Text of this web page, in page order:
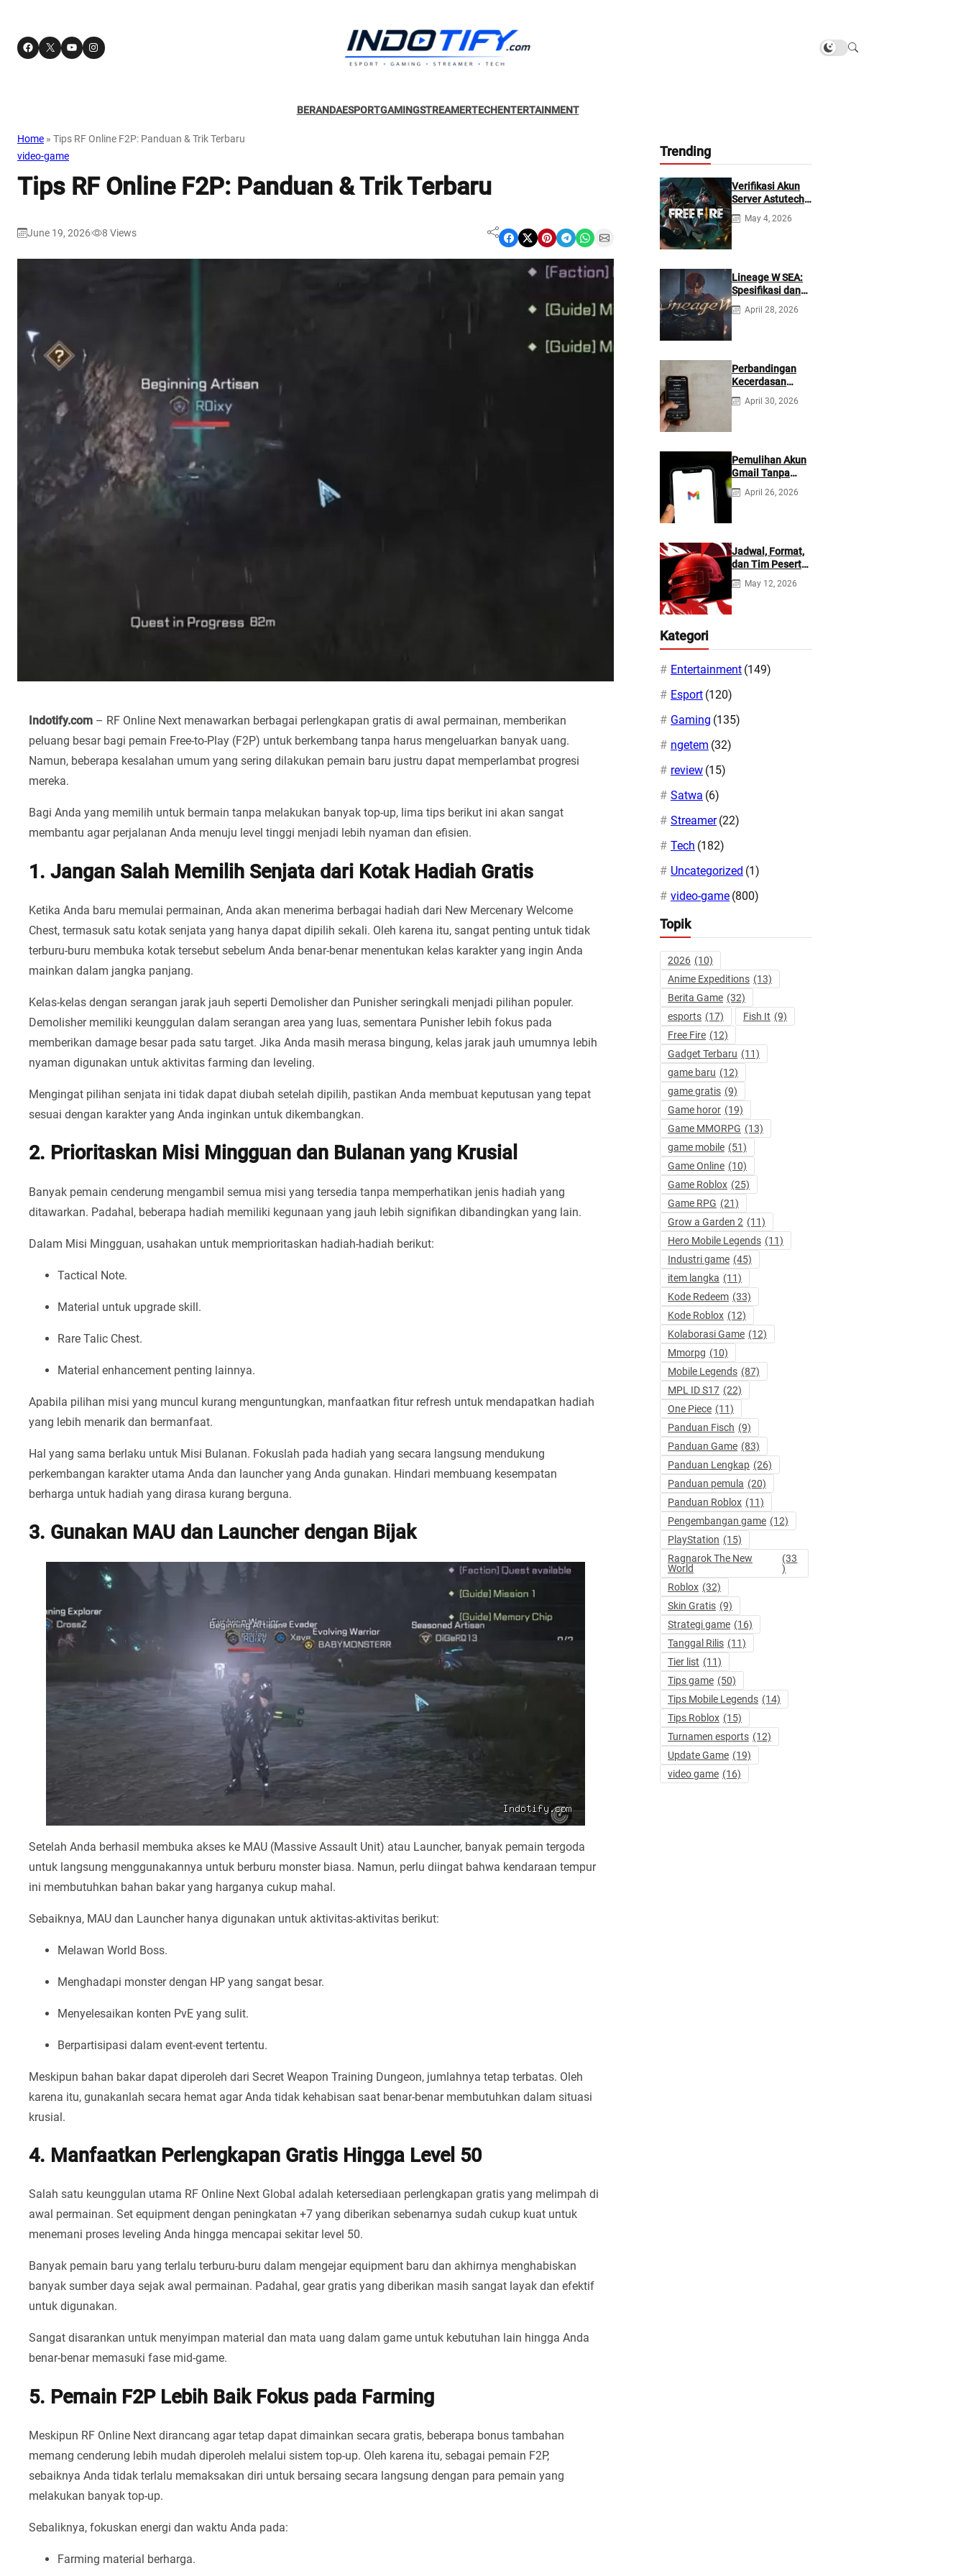
Facebook X YouTube Instagram
BERANDAESPORTGAMINGSTREAMERTECHENTERTAINMENT
Home » Tips RF Online F2P: Panduan & Trik Terbaru
video-game
Tips RF Online F2P: Panduan & Trik Terbaru
June 19, 2026 8 Views Share on Facebook Share on X Share on Pinterest Share on Telegram Share on WhatsApp Share on Email
Indotify.com – RF Online Next menawarkan berbagai perlengkapan gratis di awal permainan, memberikan
peluang besar bagi pemain Free-to-Play (F2P) untuk berkembang tanpa harus mengeluarkan banyak uang.
Namun, beberapa kesalahan umum yang sering dilakukan pemain baru justru dapat memperlambat progresi
mereka.
Bagi Anda yang memilih untuk bermain tanpa melakukan banyak top-up, lima tips berikut ini akan sangat
membantu agar perjalanan Anda menuju level tinggi menjadi lebih nyaman dan efisien.
1. Jangan Salah Memilih Senjata dari Kotak Hadiah Gratis
Ketika Anda baru memulai permainan, Anda akan menerima berbagai hadiah dari New Mercenary Welcome
Chest, termasuk satu kotak senjata yang hanya dapat dipilih sekali. Oleh karena itu, sangat penting untuk tidak
terburu-buru membuka kotak tersebut sebelum Anda benar-benar menentukan kelas karakter yang ingin Anda
mainkan dalam jangka panjang.
Kelas-kelas dengan serangan jarak jauh seperti Demolisher dan Punisher seringkali menjadi pilihan populer.
Demolisher memiliki keunggulan dalam serangan area yang luas, sementara Punisher lebih fokus pada
memberikan damage besar pada satu target. Jika Anda masih merasa bingung, kelas jarak jauh umumnya lebih
nyaman digunakan untuk aktivitas farming dan leveling.
Mengingat pilihan senjata ini tidak dapat diubah setelah dipilih, pastikan Anda membuat keputusan yang tepat
sesuai dengan karakter yang Anda inginkan untuk dikembangkan.
2. Prioritaskan Misi Mingguan dan Bulanan yang Krusial
Banyak pemain cenderung mengambil semua misi yang tersedia tanpa memperhatikan jenis hadiah yang
ditawarkan. Padahal, beberapa hadiah memiliki kegunaan yang jauh lebih signifikan dibandingkan yang lain.
Dalam Misi Mingguan, usahakan untuk memprioritaskan hadiah-hadiah berikut:
Tactical Note.
Material untuk upgrade skill.
Rare Talic Chest.
Material enhancement penting lainnya.
Apabila pilihan misi yang muncul kurang menguntungkan, manfaatkan fitur refresh untuk mendapatkan hadiah
yang lebih menarik dan bermanfaat.
Hal yang sama berlaku untuk Misi Bulanan. Fokuslah pada hadiah yang secara langsung mendukung
perkembangan karakter utama Anda dan launcher yang Anda gunakan. Hindari membuang kesempatan
berharga untuk hadiah yang dirasa kurang berguna.
3. Gunakan MAU dan Launcher dengan Bijak
Setelah Anda berhasil membuka akses ke MAU (Massive Assault Unit) atau Launcher, banyak pemain tergoda
untuk langsung menggunakannya untuk berburu monster biasa. Namun, perlu diingat bahwa kendaraan tempur
ini membutuhkan bahan bakar yang harganya cukup mahal.
Sebaiknya, MAU dan Launcher hanya digunakan untuk aktivitas-aktivitas berikut:
Melawan World Boss.
Menghadapi monster dengan HP yang sangat besar.
Menyelesaikan konten PvE yang sulit.
Berpartisipasi dalam event-event tertentu.
Meskipun bahan bakar dapat diperoleh dari Secret Weapon Training Dungeon, jumlahnya tetap terbatas. Oleh
karena itu, gunakanlah secara hemat agar Anda tidak kehabisan saat benar-benar membutuhkan dalam situasi
krusial.
4. Manfaatkan Perlengkapan Gratis Hingga Level 50
Salah satu keunggulan utama RF Online Next Global adalah ketersediaan perlengkapan gratis yang melimpah di
awal permainan. Set equipment dengan peningkatan +7 yang diberikan sebenarnya sudah cukup kuat untuk
menemani proses leveling Anda hingga mencapai sekitar level 50.
Banyak pemain baru yang terlalu terburu-buru dalam mengejar equipment baru dan akhirnya menghabiskan
banyak sumber daya sejak awal permainan. Padahal, gear gratis yang diberikan masih sangat layak dan efektif
untuk digunakan.
Sangat disarankan untuk menyimpan material dan mata uang dalam game untuk kebutuhan lain hingga Anda
benar-benar memasuki fase mid-game.
5. Pemain F2P Lebih Baik Fokus pada Farming
Meskipun RF Online Next dirancang agar tetap dapat dimainkan secara gratis, beberapa bonus tambahan
memang cenderung lebih mudah diperoleh melalui sistem top-up. Oleh karena itu, sebagai pemain F2P,
sebaiknya Anda tidak terlalu memaksakan diri untuk bersaing secara langsung dengan para pemain yang
melakukan banyak top-up.
Sebaliknya, fokuskan energi dan waktu Anda pada:
Farming material berharga.
Trending
Verifikasi Akun
Server Astutech
Free Fire Gratis
May 4, 2026
Lineage W SEA:
Spesifikasi dan
Tanggal Rilis
April 28, 2026
Perbandingan
Kecerdasan
Buatan Claude
dan ChatGPT:
April 30, 2026
Pemulihan Akun
Gmail Tanpa
Kontak
Tambahan
April 26, 2026
Jadwal, Format,
dan Tim Peserta
Main Event PMIO
2026
May 12, 2026
Kategori
Entertainment (149)
Esport (120)
Gaming (135)
ngetem (32)
review (15)
Satwa (6)
Streamer (22)
Tech (182)
Uncategorized (1)
video-game (800)
Topik
2026 (10)
Anime Expeditions (13)
Berita Game (32)
esports (17) Fish It (9)
Free Fire (12)
Gadget Terbaru (11)
game baru (12)
game gratis (9)
Game horor (19)
Game MMORPG (13)
game mobile (51)
Game Online (10)
Game Roblox (25)
Game RPG (21)
Grow a Garden 2 (11)
Hero Mobile Legends (11)
Industri game (45)
item langka (11)
Kode Redeem (33)
Kode Roblox (12)
Kolaborasi Game (12)
Mmorpg (10)
Mobile Legends (87)
MPL ID S17 (22)
One Piece (11)
Panduan Fisch (9)
Panduan Game (83)
Panduan Lengkap (26)
Panduan pemula (20)
Panduan Roblox (11)
Pengembangan game (12)
PlayStation (15)
Ragnarok The New
World
(33
)
Roblox (32)
Skin Gratis (9)
Strategi game (16)
Tanggal Rilis (11)
Tier list (11)
Tips game (50)
Tips Mobile Legends (14)
Tips Roblox (15)
Turnamen esports (12)
Update Game (19)
video game (16)